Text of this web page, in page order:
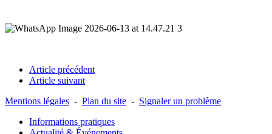
Article précédent
Article suivant
Mentions légales - Plan du site - Signaler un problème
Informations pratiques